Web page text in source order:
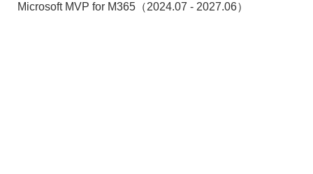
Microsoft MVP for M365（2024.07 - 2027.06）